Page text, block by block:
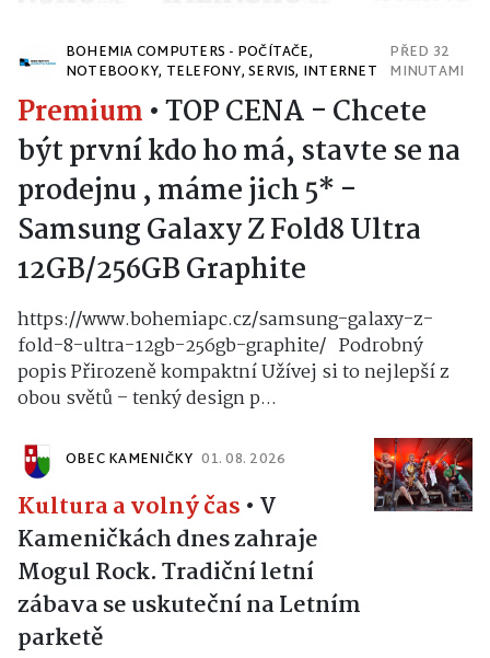
BOHEMIA COMPUTERS - POČÍTAČE,
NOTEBOOKY, TELEFONY, SERVIS, INTERNET
PŘED 32
MINUTAMI
Premium •TOP CENA - Chcete
být první kdo ho má, stavte se na
prodejnu , máme jich 5* -
Samsung Galaxy Z Fold8 Ultra
12GB/256GB Graphite
https://www.bohemiapc.cz/samsung-galaxy-z-
fold-8-ultra-12gb-256gb-graphite/ Podrobný
popis Přirozeně kompaktní Užívej si to nejlepší z
obou světů – tenký design p...
OBEC KAMENIČKY 01. 08. 2026
Kultura a volný čas • V
Kameničkách dnes zahraje
Mogul Rock. Tradiční letní
zábava se uskuteční na Letním
parketě